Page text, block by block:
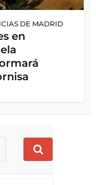
DE MADRID
en